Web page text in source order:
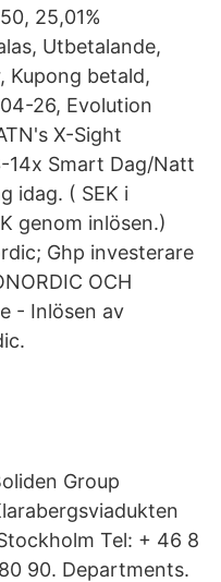
25,01%
Utbetalande,
Kupong betald,
26, Evolution
X-Sight
14x Smart Dag/Natt
idag. ( SEK i
genom inlösen.)
Ghp investerare
OCH
- Inlösen av
Group
Tel: + 46 8
90. Departments.